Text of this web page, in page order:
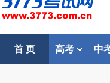
首 页 高考 中